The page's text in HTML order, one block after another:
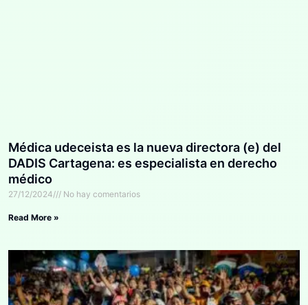
Médica udeceista es la nueva directora (e) del
DADIS Cartagena: es especialista en derecho
médico
27/12/2024 No hay comentarios
Read More »